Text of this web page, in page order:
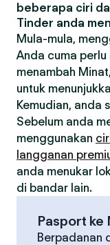
beberapa ciri
Tinder anda
Mula-mula,
Anda cuma perlu
menambah
untuk
Kemudian, anda
Sebelum anda
menggunakan
langganan
anda menukar
di bandar lain.
Pasport ke
Berpadanan